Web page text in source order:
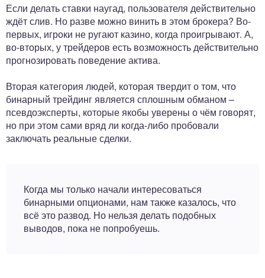
Если делать ставки наугад, пользователя действительно
ждёт слив. Но разве можно винить в этом брокера? Во-
первых, игроки не ругают казино, когда проигрывают. А,
во-вторых, у трейдеров есть возможность действительно
прогнозировать поведение актива.
Вторая категория людей, которая твердит о том, что
бинарный трейдинг является сплошным обманом –
псевдоэксперты, которые якобы уверены о чём говорят,
но при этом сами вряд ли когда-либо пробовали
заключать реальные сделки.
Когда мы только начали интересоваться
бинарными опционами, нам также казалось, что
всё это развод. Но нельзя делать подобных
выводов, пока не попробуешь.